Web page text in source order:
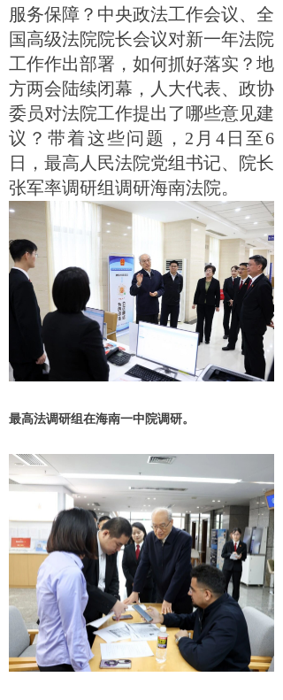
服务保障？中央政法工作会议、全
国高级法院院长会议对新一年法院
工作作出部署，如何抓好落实？地
方两会陆续闭幕，人大代表、政协
委员对法院工作提出了哪些意见建
议？带着这些问题，2月4日至6
日，最高人民法院党组书记、院长
张军率调研组调研海南法院。
最高法调研组在海南一中院调研。